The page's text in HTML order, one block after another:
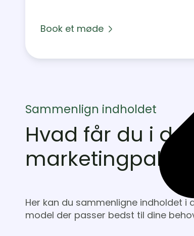
Book et møde
Sammenlign indholdet
Hvad får du i de
marketingpakker?
Her kan du sammenligne indholdet i
model der passer bedst til dine